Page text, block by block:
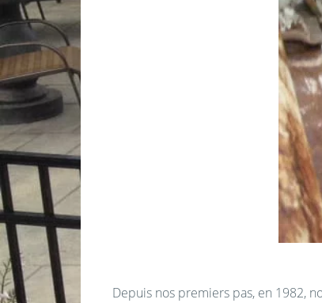
Depuis nos premiers pas, en 1982,